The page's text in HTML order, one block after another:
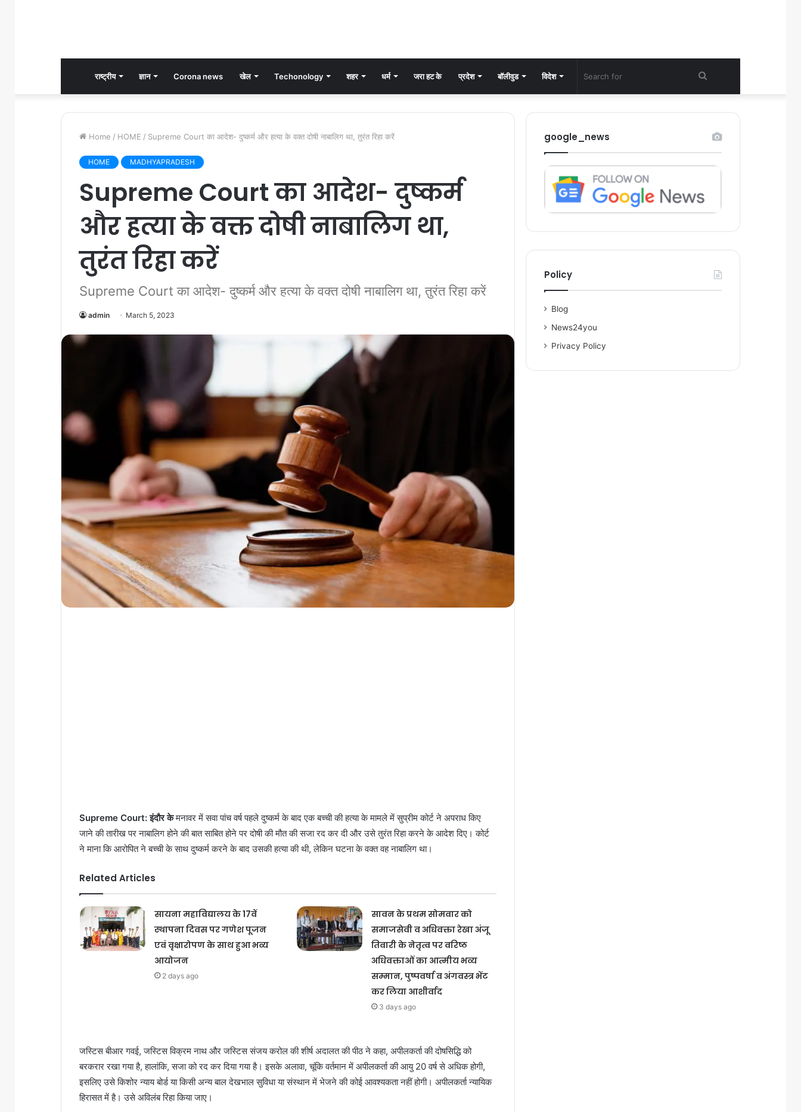
राष्ट्रीय ज्ञान Corona news खेल Techonology शहर धर्म जरा हट के प्रदेश बॉलीवुड विदेश
for
Home / HOME / Supreme Court का आदेश- दुष्कर्म और हत्या के वक्त दोषी नाबालिग था, तुरंत रिहा करें
HOME MADHYAPRADESH
Supreme Court का आदेश- दुष्कर्म
और हत्या के वक्त दोषी नाबालिग था,
तुरंत रिहा करें
Supreme Court का आदेश- दुष्कर्म और हत्या के वक्त दोषी नाबालिग था, तुरंत रिहा करें
admin March 5, 2023
Supreme Court: इंदौर केमनावर में सवा पांच वर्ष पहले दुष्कर्म के बाद एक बच्ची की हत्या के मामले में सुप्रीम कोर्ट ने अपराध किए
जाने की तारीख पर नाबालिग होने की बात साबित होने पर दोषी की मौत की सजा रद कर दी और उसे तुरंत रिहा करने के आदेश दिए। कोर्ट
ने माना कि आरोपित ने बच्ची के साथ दुष्कर्म करने के बाद उसकी हत्या की थी, लेकिन घटना के वक्त वह नाबालिग था।
Related Articles
सायना महाविद्यालय के 17वें
स्थापना दिवस पर गणेश पूजन
एवं वृक्षारोपण के साथ हुआ भव्य
आयोजन
2 days ago
सावन के प्रथम सोमवार को
समाजसेवी व अधिवक्ता रेखा अंजू
तिवारी के नेतृत्व पर वरिष्ठ
अधिवक्ताओं का आत्मीय भव्य
सम्मान, पुष्पवर्षा व अंगवस्त्र भेंट
कर लिया आशीर्वाद
3 days ago
जस्टिस बीआर गवई, जस्टिस विक्रम नाथ और जस्टिस संजय करोल की शीर्ष अदालत की पीठ ने कहा, अपीलकर्ता की दोषसिद्धि को
बरकरार रखा गया है, हालांकि, सजा को रद कर दिया गया है। इसके अलावा, चूंकि वर्तमान में अपीलकर्ता की आयु 20 वर्ष से अधिक होगी,
इसलिए उसे किशोर न्याय बोर्ड या किसी अन्य बाल देखभाल सुविधा या संस्थान में भेजने की कोई आवश्यकता नहीं होगी। अपीलकर्ता न्यायिक
हिरासत में है। उसे अविलंब रिहा किया जाए।
google_news
Policy
Blog
News24you
Privacy Policy